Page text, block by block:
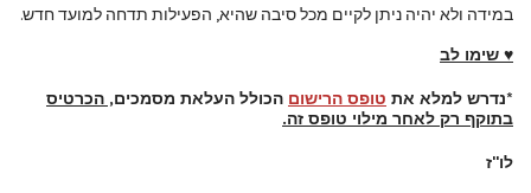
במידה ולא יהיה ניתן לקיים מכל סיבה שהיא, הפעילות תדחה למועד חדש.
♥ שימו לב
*נדרש למלא את טופס הרישום הכולל העלאת מסמכים, הכרטיס
בתוקף רק לאחר מילוי טופס זה.
לו"ז